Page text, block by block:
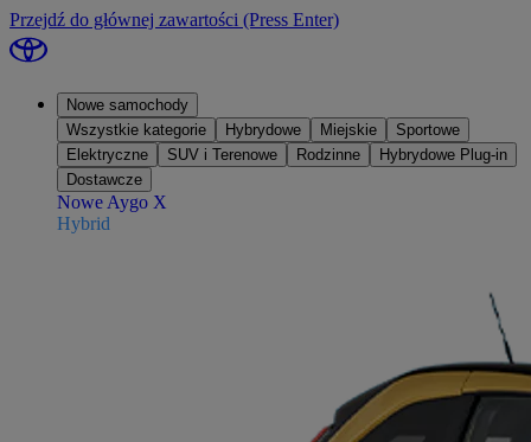
Przejdź do głównej zawartości (Press Enter)
Nowe samochody
Wszystkie kategorie
Hybrydowe Miejskie
Sportowe
Elektryczne
SUV i Terenowe Rodzinne
Hybrydowe Plug-in
Dostawcze
Nowe Aygo X
Hybrid